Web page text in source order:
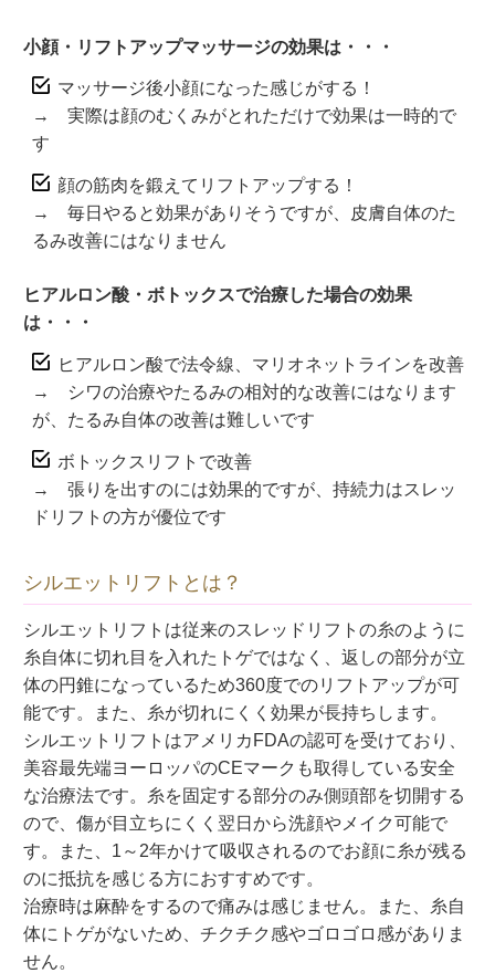
小顔・リフトアップマッサージの効果は・・・
マッサージ後小顔になった感じがする！
→ 実際は顔のむくみがとれただけで効果は一時的で
す
顔の筋肉を鍛えてリフトアップする！
→ 毎日やると効果がありそうですが、皮膚自体のた
るみ改善にはなりません
ヒアルロン酸・ボトックスで治療した場合の効果
は・・・
ヒアルロン酸で法令線、マリオネットラインを改善
→ シワの治療やたるみの相対的な改善にはなります
が、たるみ自体の改善は難しいです
ボトックスリフトで改善
→ 張りを出すのには効果的ですが、持続力はスレッ
ドリフトの方が優位です
シルエットリフトとは？
シルエットリフトは従来のスレッドリフトの糸のように
糸自体に切れ目を入れたトゲではなく、返しの部分が立
体の円錐になっているため360度でのリフトアップが可
能です。また、糸が切れにくく効果が長持ちします。
シルエットリフトはアメリカFDAの認可を受けており、
美容最先端ヨーロッパのCEマークも取得している安全
な治療法です。糸を固定する部分のみ側頭部を切開する
ので、傷が目立ちにくく翌日から洗顔やメイク可能で
す。また、1～2年かけて吸収されるのでお顔に糸が残る
のに抵抗を感じる方におすすめです。
治療時は麻酔をするので痛みは感じません。また、糸自
体にトゲがないため、チクチク感やゴロゴロ感がありま
せん。